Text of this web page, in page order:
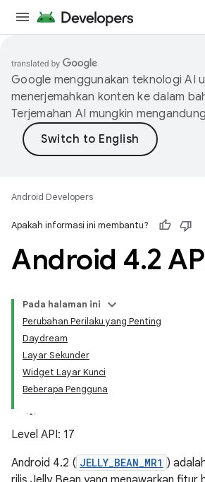
Google menggunakan teknologi AI
menerjemahkan konten ke dalam
Terjemahan AI mungkin
Android Developers
Apakah informasi ini membantu?
Android 4.2
Pada halaman ini
Perubahan Perilaku yang Penting
Daydream
Layar Sekunder
Widget Layar Kunci
Beberapa Pengguna
Level API: 17
Android 4.2 ( JELLY_BEAN_MR1 )